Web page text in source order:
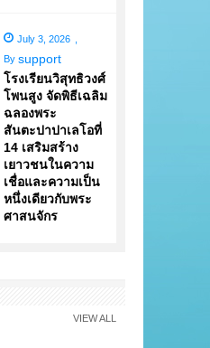
July 3, 2026
By support
โรงเรียนวิสุทธิวงศ์
โพนสูง จัดพิธีเฉลิม
ฉลองพระ
สันตะปาปาเลโอที่
14 เสริมสร้าง
เยาวชนในความ
เชื่อและความเป็น
หนึ่งเดียวกับพระ
ศาสนจักร
VIEW ALL